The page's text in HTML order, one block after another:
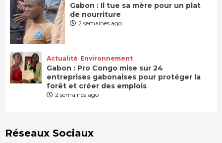
Gabon : Il tue sa mère pour un plat
de nourriture
2 semaines ago
Actualité Environnement
Gabon : Pro Congo mise sur 24
entreprises gabonaises pour protéger la
forêt et créer des emplois
2 semaines ago
Réseaux Sociaux